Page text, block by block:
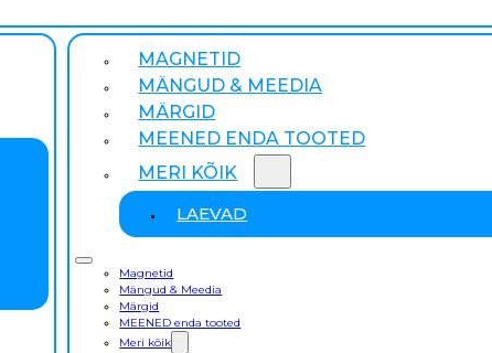
MAGNETID
MÄNGUD & MEEDIA
MÄRGID
MEENED ENDA TOOTED
MERI KÕIK
LAEVAD
Magnetid
Mängud & Meedia
Märgid
MEENED enda tooted
Meri kõik